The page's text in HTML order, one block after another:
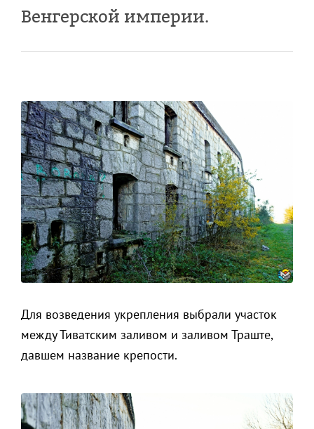
Венгерской империи.
Для возведения укрепления выбрали участок
между Тиватским заливом и заливом Траште,
давшем название крепости.